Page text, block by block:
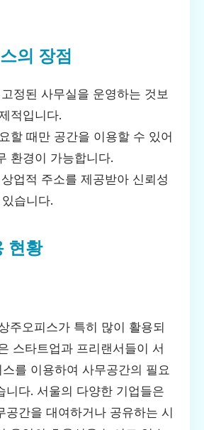
의 장점
고정된 사무실을 운영하는 것보
적입니다.
할 때만 공간을 이용할 수 있어
환경이 가능합니다.
상업적 주소를 제공받아 신뢰성
습니다.
현황
주오피스가 특히 많이 활용되
스타트업과 프리랜서들이 서
를 이용하여 사무공간의 필요
니다. 서울의 다양한 기업들은
공간을 대여하거나 공유하는 시